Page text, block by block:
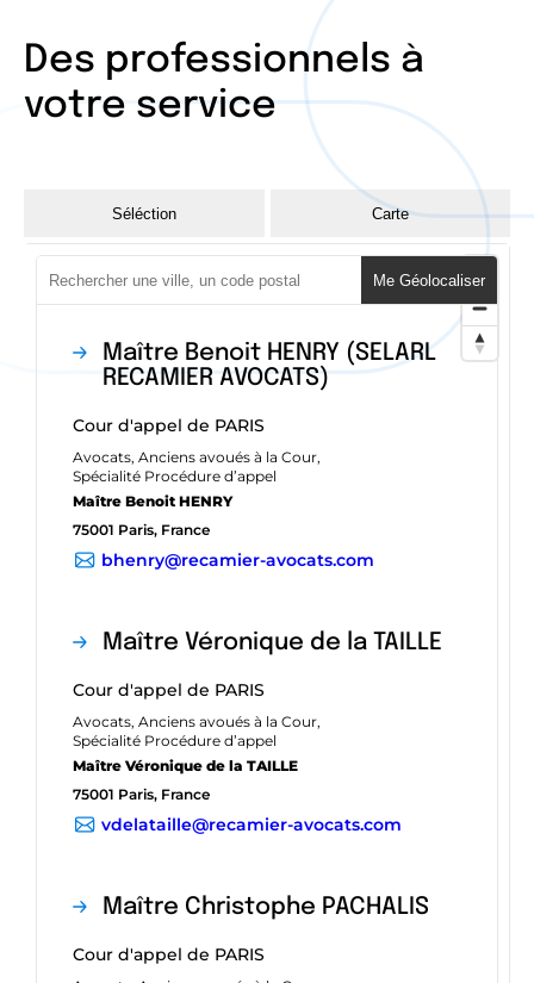
Des professionnels à
votre service
Séléction Carte
Me Géolocaliser
Maître Benoit HENRY (SELARL
RECAMIER AVOCATS)
Cour d'appel de PARIS
Avocats, Anciens avoués à la Cour,
Spécialité Procédure d’appel
Maître Benoit HENRY
75001 Paris, France
bhenry@recamier-avocats.com
Maître Véronique de la TAILLE
Cour d'appel de PARIS
Avocats, Anciens avoués à la Cour,
Spécialité Procédure d’appel
Maître Véronique de la TAILLE
75001 Paris, France
vdelataille@recamier-avocats.com
Maître Christophe PACHALIS
Cour d'appel de PARIS